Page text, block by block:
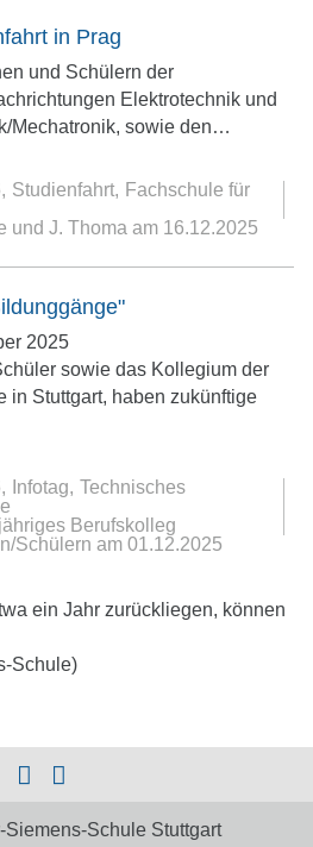
in Prag
und Schülern der
Elektrotechnik und
Mechatronik, sowie den…
Studienfahrt
Fachschule für
und J. Thoma am 16.12.2025
2025
sowie das Kollegium der
in Stuttgart, haben zukünftige
Infotag Technisches
Berufskolleg
Schülern am 01.12.2025
ein Jahr zurückliegen, können
Schule)
Schule Stuttgart